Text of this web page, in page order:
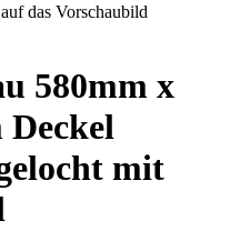
das Vorschaubild
580mm x
Deckel
mit